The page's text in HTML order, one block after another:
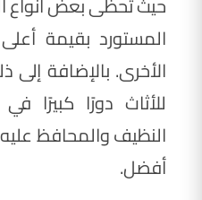
المستورد بقيمة
الأخرى. بالإضافة إلى
للأثاث دورًا كبيرًا
النظيف والمحافظ
أفضل.